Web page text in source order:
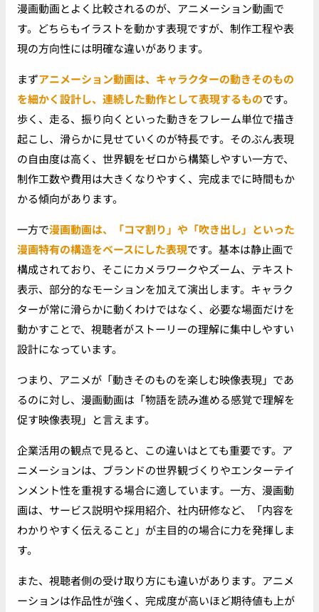
漫画動画とよく比較されるのが、アニメーション動画で
す。どちらもイラストを動かす表現ですが、制作工程や表
現の方向性には明確な違いがあります。
まずアニメーション動画は、キャラクターの動きそのもの
を細かく設計し、連続した動作として表現するものです。
歩く、走る、振り向くといった動きをフレーム単位で描き
起こし、滑らかに見せていくのが特長です。そのぶん表現
の自由度は高く、世界観をゼロから構築しやすい一方で、
制作工数や費用は大きくなりやすく、完成までに時間もか
かる傾向があります。
一方で漫画動画は、「コマ割り」や「吹き出し」といった
漫画特有の構造をベースにした表現です。基本は静止画で
構成されており、そこにカメラワークやズーム、テキスト
表示、部分的なモーションを加えて演出します。キャラク
ターが常に滑らかに動くわけではなく、必要な場面だけを
動かすことで、視聴者がストーリーの理解に集中しやすい
設計になっています。
つまり、アニメが「動きそのものを楽しむ映像表現」であ
るのに対し、漫画動画は「物語を読み進める感覚で理解を
促す映像表現」と言えます。
企業活用の観点で見ると、この違いはとても重要です。ア
ニメーションは、ブランドの世界観づくりやエンターテイ
ンメント性を重視する場合に適しています。一方、漫画動
画は、サービス説明や採用紹介、社内研修など、「内容を
わかりやすく伝えること」が主目的の場合に力を発揮しま
す。
また、視聴者側の受け取り方にも違いがあります。アニメ
ーションは作品性が強く、完成度が高いほど期待値も上が